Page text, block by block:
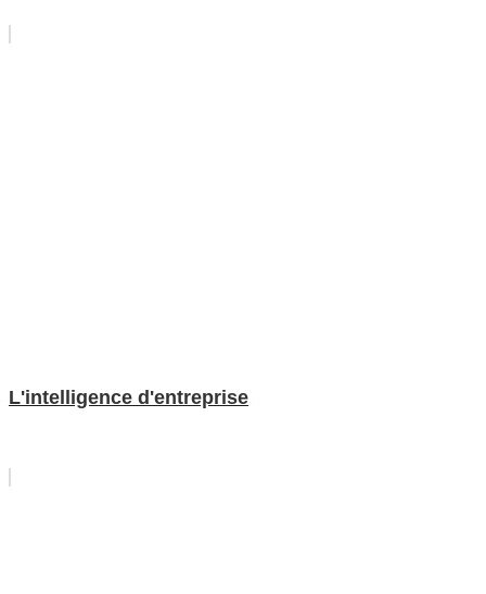
L'intelligence d'entreprise